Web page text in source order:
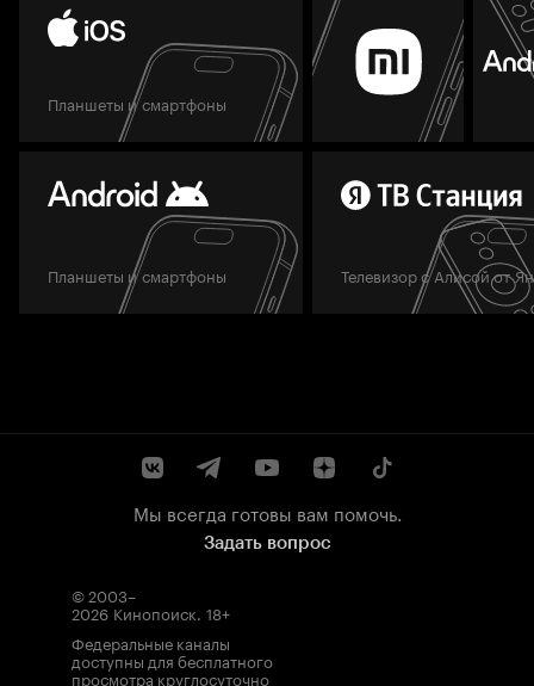
Планшеты и смартфоны
Планшеты и смартфоны Телевизор с Алисой от
Мы всегда готовы вам помочь.
Задать вопрос
© 2003–
2026 Кинопоиск. 18+
Федеральные каналы
доступны для бесплатного
просмотра круглосуточно